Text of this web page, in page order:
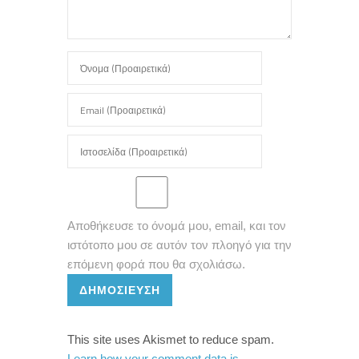
Αποθήκευσε το όνομά μου, email, και τον
ιστότοπο μου σε αυτόν τον πλοηγό για την
επόμενη φορά που θα σχολιάσω.
ΔΗΜΟΣΊΕΥΣΗ
This site uses Akismet to reduce spam.